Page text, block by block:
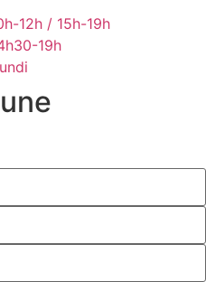
12h / 15h-19h
19h